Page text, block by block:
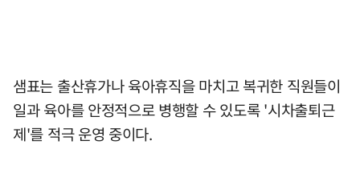
샘표는 출산휴가나 육아휴직을 마치고 복귀한 직원들이
일과 육아를 안정적으로 병행할 수 있도록 '시차출퇴근
제'를 적극 운영 중이다.